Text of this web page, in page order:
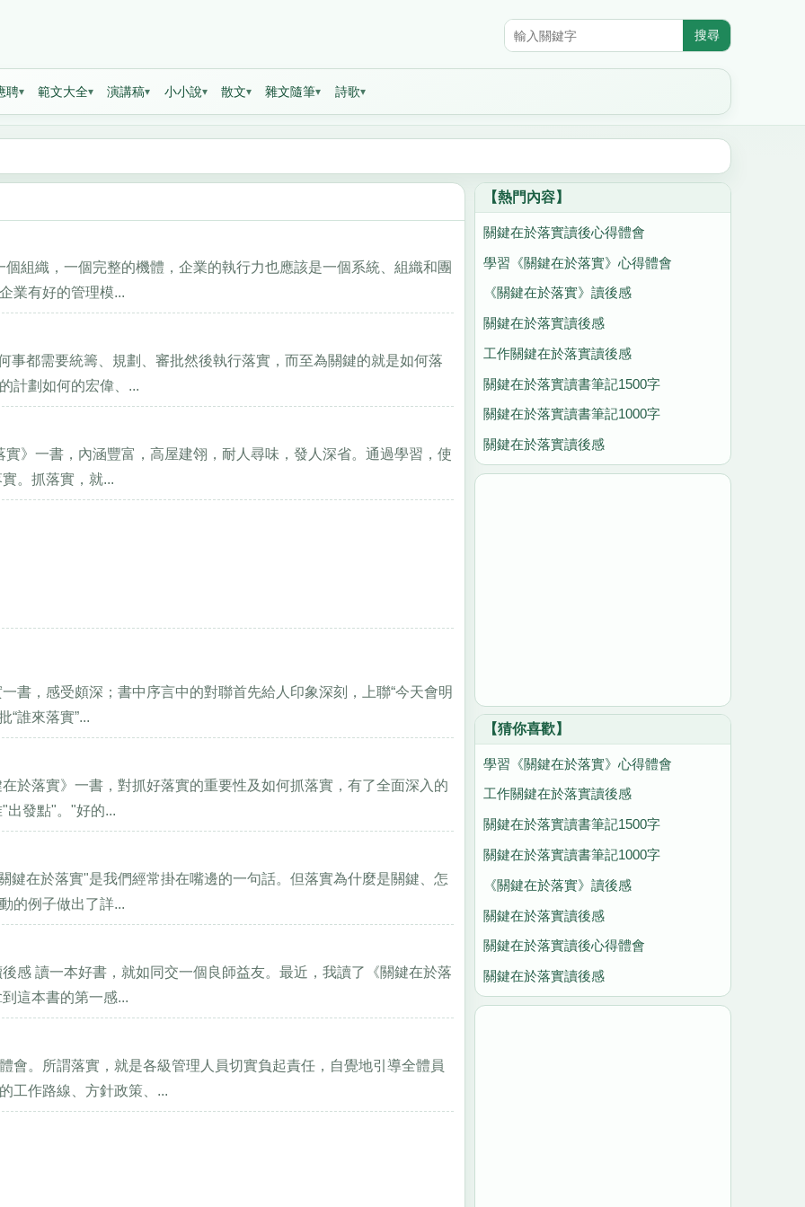
聘 範文大全 演講稿 小小說 散文 雜文隨筆 詩歌
組織，一個完整的機體，企業的執行力也應該是一個系統、組織和團
業有好的管理模...
事都需要統籌、規劃、審批然後執行落實，而至為關鍵的就是如何落
計劃如何的宏偉、...
》一書，內涵豐富，高屋建翎，耐人尋味，發人深省。通過學習，使
。抓落實，就...
書，感受頗深；書中序言中的對聯首先給人印象深刻，上聯“今天會明
“誰來落實”...
於落實》一書，對抓好落實的重要性及如何抓落實，有了全面深入的
出發點"。"好的...
鍵在於落實"是我們經常掛在嘴邊的一句話。但落實為什麼是關鍵、怎
的例子做出了詳...
讀一本好書，就如同交一個良師益友。最近，我讀了《關鍵在於落
這本書的第一感...
會。所謂落實，就是各級管理人員切實負起責任，自覺地引導全體員
工作路線、方針政策、...
【熱門內容】
關鍵在於落實讀後心得體會
學習《關鍵在於落實》心得體會
《關鍵在於落實》讀後感
關鍵在於落實讀後感
工作關鍵在於落實讀後感
關鍵在於落實讀書筆記1500字
關鍵在於落實讀書筆記1000字
關鍵在於落實讀後感
【猜你喜歡】
學習《關鍵在於落實》心得體會
工作關鍵在於落實讀後感
關鍵在於落實讀書筆記1500字
關鍵在於落實讀書筆記1000字
《關鍵在於落實》讀後感
關鍵在於落實讀後感
關鍵在於落實讀後心得體會
關鍵在於落實讀後感